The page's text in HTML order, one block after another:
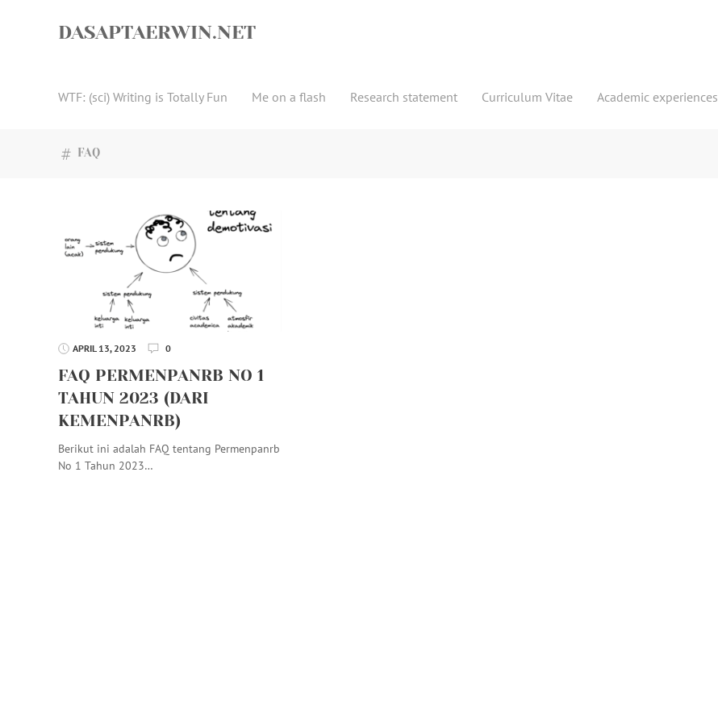
DASAPTAERWIN.NET
WTF: (sci) Writing is Totally Fun Me on a flash Research statement Curriculum Vitae Academic experiences
FAQ
APRIL 13, 2023 0
FAQ PERMENPANRB NO 1
TAHUN 2023 (DARI
KEMENPANRB)
Berikut ini adalah FAQ tentang Permenpanrb
No 1 Tahun 2023…